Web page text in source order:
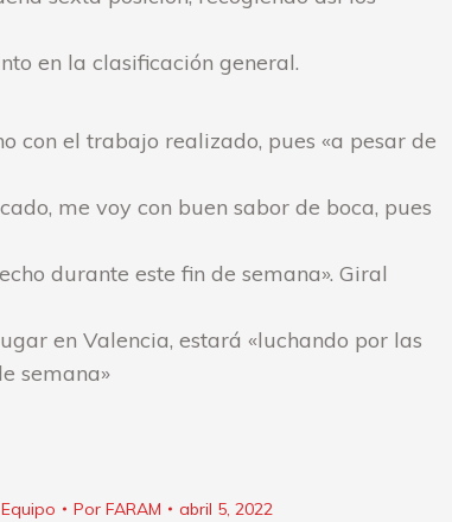
en la clasificación general.
con el trabajo realizado, pues «a pesar de
me voy con buen sabor de boca, pues
durante este fin de semana». Giral
en Valencia, estará «luchando por las
semana»
Por FARAM abril 5, 2022